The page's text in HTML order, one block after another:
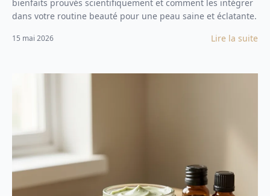
bienfaits prouvés scientifiquement et comment les intégrer
dans votre routine beauté pour une peau saine et éclatante.
15 mai 2026 Lire la suite